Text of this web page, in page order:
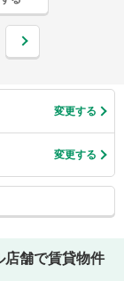
変更する
変更する
店舗で賃貸物件